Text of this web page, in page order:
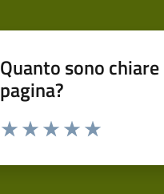
Quanto sono
pagina?